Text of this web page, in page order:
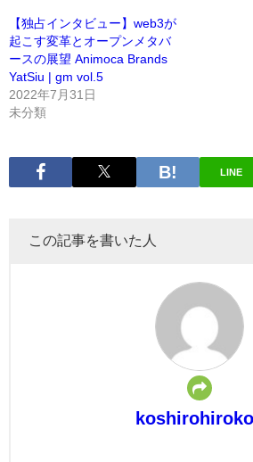
【独占インタビュー】web3が
起こす変革とオープンメタバ
ースの展望 Animoca Brands
YatSiu | gm vol.5
2022年7月31日
未分類
LINE
この記事を書いた人